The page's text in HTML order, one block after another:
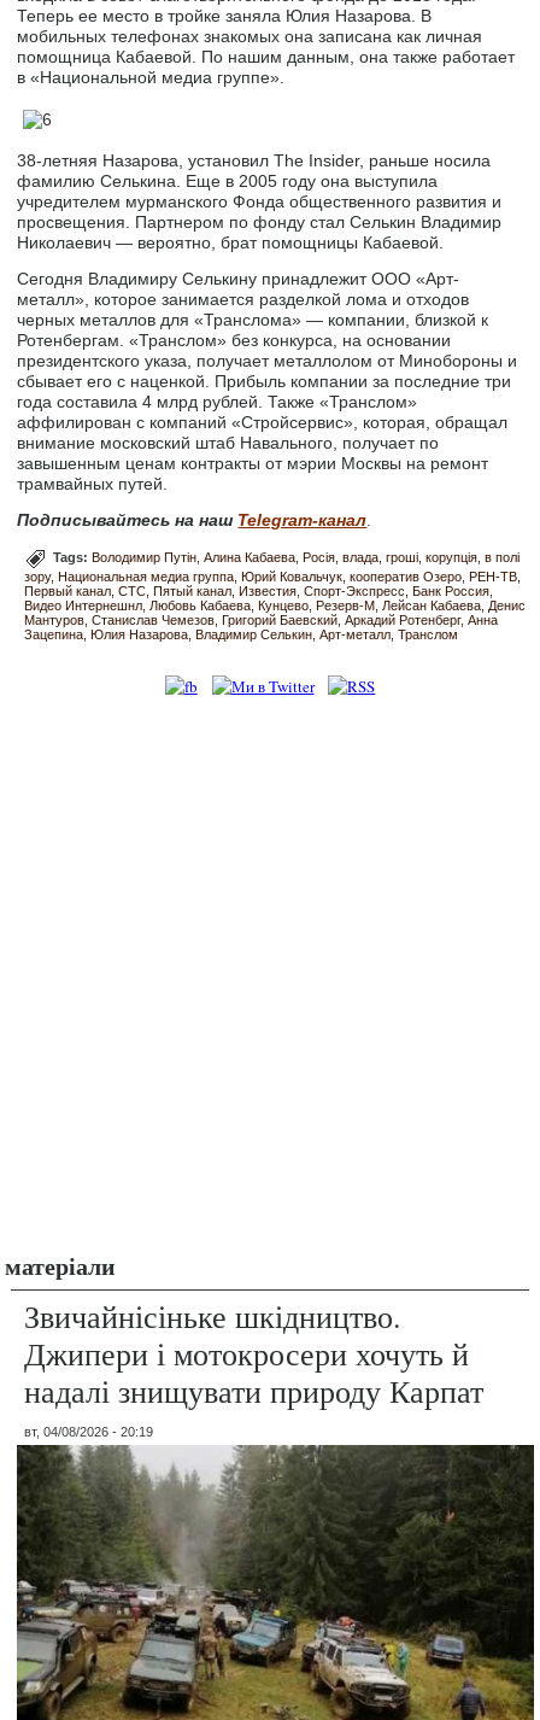
Теперь ее место в тройке заняла Юлия Назарова. В
мобильных телефонах знакомых она записана как личная
помощница Кабаевой. По нашим данным, она также работает
в «Национальной медиа группе».
38-летняя Назарова, установил The Insider, раньше носила
фамилию Селькина. Еще в 2005 году она выступила
учредителем мурманского Фонда общественного развития и
просвещения. Партнером по фонду стал Селькин Владимир
Николаевич — вероятно, брат помощницы Кабаевой.
Сегодня Владимиру Селькину принадлежит ООО «Арт-
металл», которое занимается разделкой лома и отходов
черных металлов для «Транслома» — компании, близкой к
Ротенбергам. «Транслом» без конкурса, на основании
президентского указа, получает металлолом от Минобороны и
сбывает его с наценкой. Прибыль компании за последние три
года составила 4 млрд рублей. Также «Транслом»
аффилирован с компаний «Стройсервис», которая, обращал
внимание московский штаб Навального, получает по
завышенным ценам контракты от мэрии Москвы на ремонт
трамвайных путей.
Подписывайтесь на наш Telegram-канал
Tags:Володимир Путін Алина Кабаева Росія влада гроші корупція в полі
зору Национальная медиа группа Юрий Ковальчук кооператив Озеро РЕН-ТВ
Первый канал СТС Пятый канал Известия Спорт-Экспресс
Банк Россия
Видео Интернешнл Любовь Кабаева Кунцево Резерв-М Лейсан Кабаева Денис
Мантуров Станислав Чемезов Григорий Баевский Аркадий Ротенберг Анна
Зацепина Юлия Назарова Владимир Селькин Арт-металл Транслом
матеріали
Звичайнісіньке шкідництво.
Джипери і мотокросери хочуть й
надалі знищувати природу Карпат
вт, 04/08/2026 - 20:19